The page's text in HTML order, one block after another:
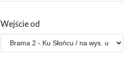
Wejście od